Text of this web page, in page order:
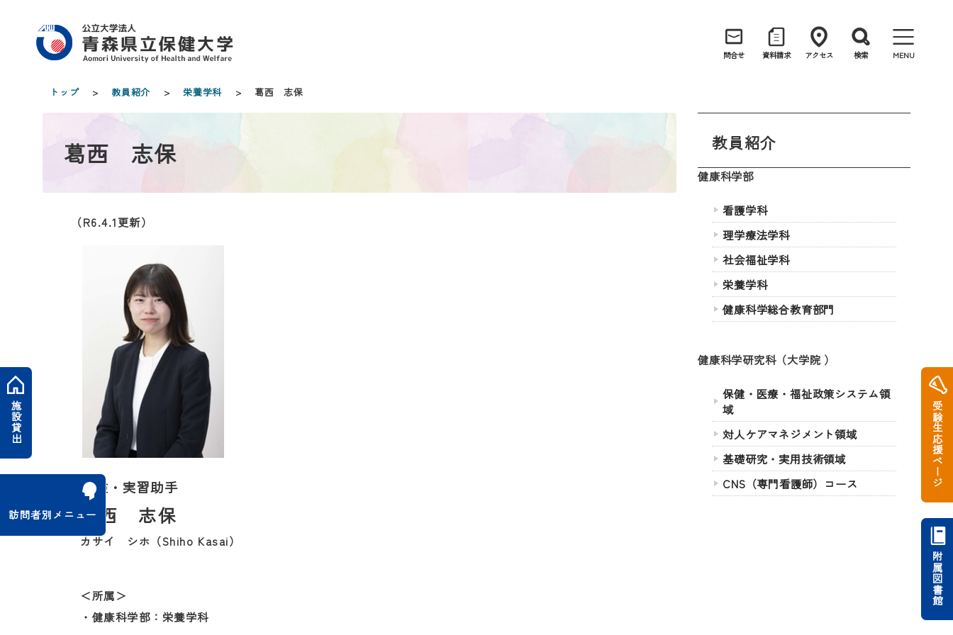
問合せ 資料請求 アクセス 検索 MENU
トップ>教員紹介 >栄養学科 > 葛西 志保
葛西 志保
（R6.4.1更新）
実験・実習助手
葛西 志保
カサイ シホ（Shiho Kasai）
＜所属＞
・健康科学部：栄養学科
教員紹介
健康科学部
看護学科
理学療法学科
社会福祉学科
栄養学科
健康科学総合教育部門
健康科学研究科（大学院 ）
保健・医療・福祉政策システム領
域
対人ケアマネジメント領域
基礎研究・実用技術領域
CNS（専門看護師）コース
受験生応援ページ
附属図書館
施設貸出
訪問者別メニュー